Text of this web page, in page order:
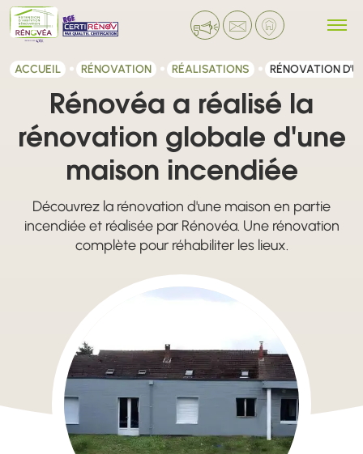
ACCUEIL RÉNOVATION RÉALISATIONS RÉNOVATION
Rénovéa a réalisé la
rénovation globale d'une
maison incendiée
Découvrez la rénovation d'une maison en partie
incendiée et réalisée par Rénovéa. Une rénovation
complète pour réhabiliter les lieux.